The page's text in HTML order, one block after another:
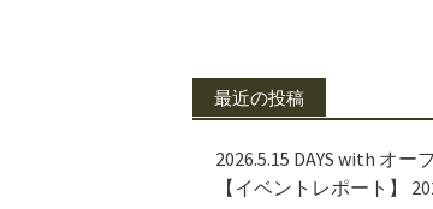
最近の投稿
2026.5.15 DAYS with オー
【イベントレポート】